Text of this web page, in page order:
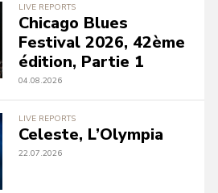
LIVE REPORTS
Chicago Blues
Festival 2026, 42ème
édition, Partie 1
04.08.2026
LIVE REPORTS
Celeste, L’Olympia
22.07.2026